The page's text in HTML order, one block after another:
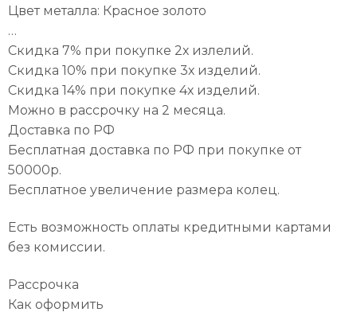
Цвет металла: Красное золото
…
Скидка 7% при покупке 2х излелий.
Скидка 10% при покупке 3х изделий.
Скидка 14% при покупке 4х изделий.
Можно в рассрочку на 2 месяца.
Доставка по РФ
Бесплатная доставка по РФ при покупке от
50000р.
Бесплатное увеличение размера колец.
Есть возможность оплаты кредитными картами
без комиссии.
Рассрочка
Как оформить